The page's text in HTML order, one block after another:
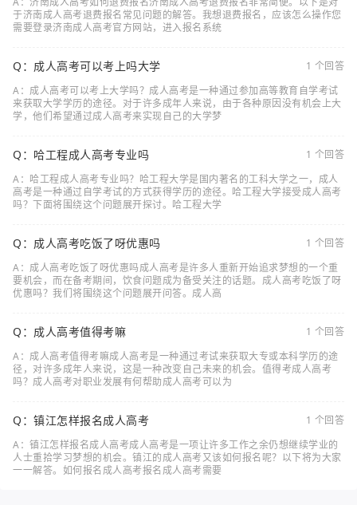
于济南成人高考退费报名常见问题的解答。我想退费报名，应该怎么操作您
需要登录济南成人高考官方网站，进入报名系统
Q：成人高考可以考上吗大学
1 个回答
A：成人高考可以考上大学吗？成人高考是一种通过参加高等教育自学考试
来获取大学学历的途径。对于许多成年人来说，由于各种原因没有机会上大
学，他们希望通过成人高考来实现自己的大学梦
Q：哈工程成人高考专业吗
1 个回答
A：哈工程成人高考专业吗？哈工程大学是国内著名的工科大学之一，成人
高考是一种通过自学考试的方式获得学历的途径。哈工程大学接受成人高考
吗？下面将围绕这个问题展开探讨。哈工程大学
Q：成人高考吃饭了呀优惠吗
1 个回答
A：成人高考吃饭了呀优惠吗成人高考是许多人重新开始追求梦想的一个重
要机会，而在备考期间，饮食问题成为备受关注的话题。成人高考吃饭了呀
优惠吗？我们将围绕这个问题展开问答。成人高
Q：成人高考值得考嘛
1 个回答
A：成人高考值得考嘛成人高考是一种通过考试来获取大专或本科学历的途
径，对许多成年人来说，这是一种改变自己未来的机会。值得考成人高考
吗？成人高考对职业发展有何帮助成人高考可以为
Q：镇江怎样报名成人高考
1 个回答
A：镇江怎样报名成人高考成人高考是一项让许多工作之余仍想继续学业的
人士重拾学习梦想的机会。镇江的成人高考又该如何报名呢？以下将为大家
一一解答。如何报名成人高考报名成人高考需要